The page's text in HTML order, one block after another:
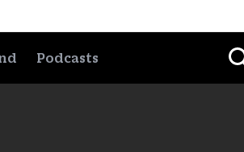
Podcasts